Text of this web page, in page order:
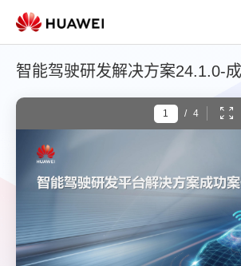
智能驾驶研发解决方案24.1.0-
/ 4